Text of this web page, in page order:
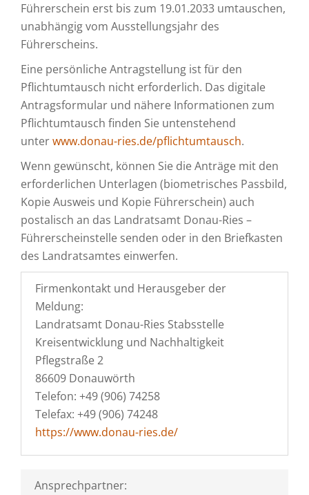
Führerschein erst bis zum 19.01.2033 umtauschen,
unabhängig vom Ausstellungsjahr des
Führerscheins.
Eine persönliche Antragstellung ist für den
Pflichtumtausch nicht erforderlich. Das digitale
Antragsformular und nähere Informationen zum
Pflichtumtausch finden Sie untenstehend
unterwww.donau-ries.de/pflichtumtausch.
Wenn gewünscht, können Sie die Anträge mit den
erforderlichen Unterlagen (biometrisches Passbild,
Kopie Ausweis und Kopie Führerschein) auch
postalisch an das Landratsamt Donau-Ries –
Führerscheinstelle senden oder in den Briefkasten
des Landratsamtes einwerfen.
Firmenkontakt und Herausgeber der
Meldung:
Landratsamt Donau-Ries Stabsstelle
Kreisentwicklung und Nachhaltigkeit
Pflegstraße 2
86609 Donauwörth
Telefon: +49 (906) 74258
Telefax: +49 (906) 74248
https://www.donau-ries.de/
Ansprechpartner: